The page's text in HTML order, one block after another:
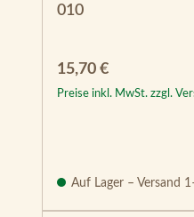
010
Regulärer Preis:
15,70 €
Preise inkl. MwSt. zzgl.
Auf Lager – Versand